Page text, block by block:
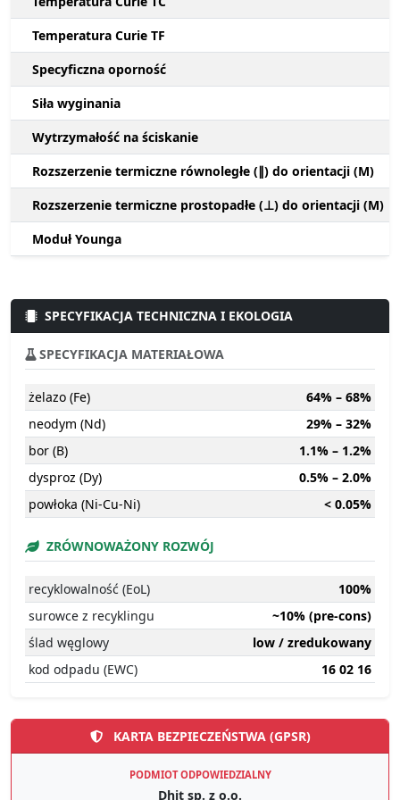
Temperatura Curie TF
Specyficzna oporność
Siła wyginania
Wytrzymałość na ściskanie
Rozszerzenie termiczne równoległe (∥) do orientacji (M)
Rozszerzenie termiczne prostopadłe (⊥) do orientacji (M)
Moduł Younga
SPECYFIKACJA TECHNICZNA I EKOLOGIA
SPECYFIKACJA MATERIAŁOWA
żelazo (Fe)
64% – 68%
neodym (Nd)
29% – 32%
bor (B)
1.1% – 1.2%
dysproz (Dy)
0.5% – 2.0%
powłoka (Ni-Cu-Ni)
< 0.05%
ZRÓWNOWAŻONY ROZWÓJ
recyklowalność (EoL)
100%
surowce z recyklingu
~10% (pre-cons)
ślad węglowy
low / zredukowany
kod odpadu (EWC)
16 02 16
KARTA BEZPIECZEŃSTWA (GPSR)
PODMIOT ODPOWIEDZIALNY
Dhit sp. z o.o.